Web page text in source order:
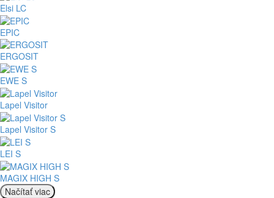
Elsi LC
EPIC
ERGOSIT
EWE S
Lapel Visitor
Lapel Visitor S
LEI S
MAGIX HIGH S
Načítať viac